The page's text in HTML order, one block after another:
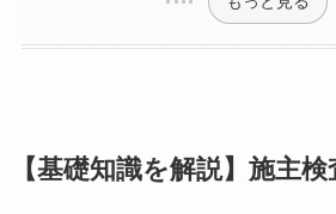
【基礎知識を解説】施主検